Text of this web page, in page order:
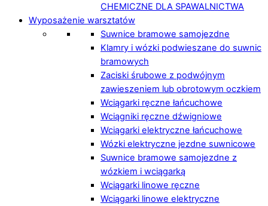
CHEMICZNE DLA SPAWALNICTWA
Wyposażenie warsztatów
Suwnice bramowe samojezdne
Klamry i wózki podwieszane do suwnic
bramowych
Zaciski śrubowe z podwójnym
zawieszeniem lub obrotowym oczkiem
Wciągarki ręczne łańcuchowe
Wciągniki ręczne dźwigniowe
Wciągarki elektryczne łańcuchowe
Wózki elektryczne jezdne suwnicowe
Suwnice bramowe samojezdne z
wózkiem i wciągarką
Wciągarki linowe ręczne
Wciągarki linowe elektryczne